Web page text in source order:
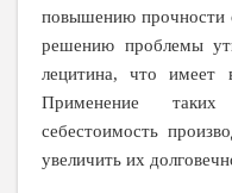
повышению прочности
решению проблемы
лецитина, что имеет
Применение
себестоимость
увеличить их